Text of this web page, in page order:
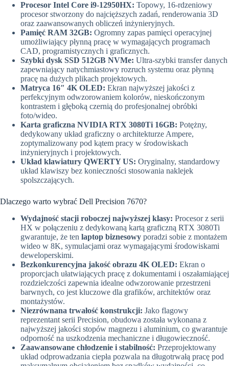
Procesor Intel Core i9-12950HX: Topowy, 16-rdzeniowy
procesor stworzony do najcięższych zadań, renderowania 3D
oraz zaawansowanych obliczeń inżynieryjnych.
Pamięć RAM 32GB: Ogromny zapas pamięci operacyjnej
umożliwiający płynną pracę w wymagających programach
CAD, programistycznych i graficznych.
Szybki dysk SSD 512GB NVMe: Ultra-szybki transfer danych
zapewniający natychmiastowy rozruch systemu oraz płynną
pracę na dużych plikach projektowych.
Matryca 16″ 4K OLED: Ekran najwyższej jakości z
perfekcyjnym odwzorowaniem kolorów, nieskończonym
kontrastem i głęboką czernią do profesjonalnej obróbki
foto/wideo.
Karta graficzna NVIDIA RTX 3080Ti 16GB: Potężny,
dedykowany układ graficzny o architekturze Ampere,
zoptymalizowany pod kątem pracy w środowiskach
inżynieryjnych i projektowych.
Układ klawiatury QWERTY US: Oryginalny, standardowy
układ klawiszy bez konieczności stosowania naklejek
spolszczających.
Dlaczego warto wybrać Dell Precision 7670?
Wydajność stacji roboczej najwyższej klasy: Procesor z serii
HX w połączeniu z dedykowaną kartą graficzną RTX 3080Ti
gwarantuje, że ten laptop biznesowy poradzi sobie z montażem
wideo w 8K, symulacjami oraz wymagającymi środowiskami
deweloperskimi.
Bezkonkurencyjna jakość obrazu 4K OLED: Ekran o
proporcjach ułatwiających pracę z dokumentami i oszałamiającej
rozdzielczości zapewnia idealne odwzorowanie przestrzeni
barwnych, co jest kluczowe dla grafików, architektów oraz
montażystów.
Niezrównana trwałość konstrukcji: Jako flagowy
reprezentant serii Precision, obudowa została wykonana z
najwyższej jakości stopów magnezu i aluminium, co gwarantuje
odporność na uszkodzenia mechaniczne i długowieczność.
Zaawansowane chłodzenie i stabilność: Przeprojektowany
układ odprowadzania ciepła pozwala na długotrwałą pracę pod